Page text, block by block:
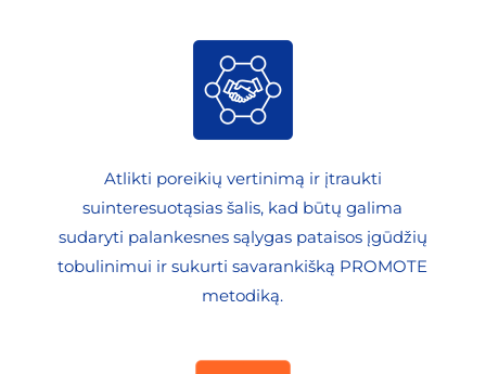
Atlikti poreikių vertinimą ir įtraukti
suinteresuotąsias šalis, kad būtų galima
sudaryti palankesnes sąlygas pataisos įgūdžių
tobulinimui ir sukurti savarankišką PROMOTE
metodiką.